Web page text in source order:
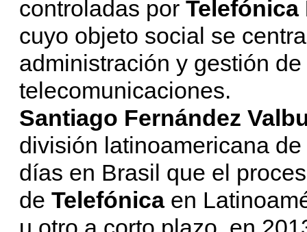
controladas por
cuyo objeto social se
administración y gestión
telecomunicaciones.
Santiago Fernández
división latinoamericana
días en Brasil que el
de Telefónica en